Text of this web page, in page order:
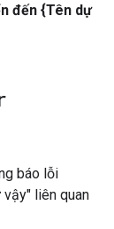
đến {Tên dự
báo lỗi
liên quan